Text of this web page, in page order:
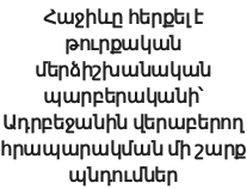
Հաջիևը հերքել է
թուրքական
մերձիշխանական
պարբերականի՝
Ադրբեջանին վերաբերող
հրապարակման մի շարք
պնդումներ